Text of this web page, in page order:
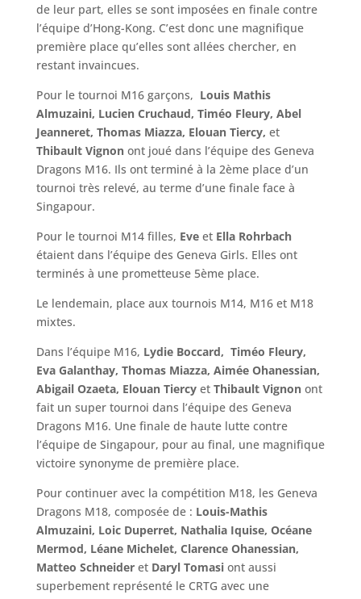
de leur part, elles se sont imposées en finale contre
l’équipe d’Hong-Kong. C’est donc une magnifique
première place qu’elles sont allées chercher, en
restant invaincues.
Pour le tournoi M16 garçons, Louis Mathis
Almuzaini, Lucien Cruchaud, Timéo Fleury, Abel
Jeanneret, Thomas Miazza, Elouan Tiercy, et
Thibault Vignon ont joué dans l’équipe des Geneva
Dragons M16. Ils ont terminé à la 2ème place d’un
tournoi très relevé, au terme d’une finale face à
Singapour.
Pour le tournoi M14 filles, Eveet Ella Rohrbach
étaient dans l’équipe des Geneva Girls. Elles ont
terminés à une prometteuse 5ème place.
Le lendemain, place aux tournois M14, M16 et M18
mixtes.
Dans l’équipe M16, Lydie Boccard, Timéo Fleury,
Eva Galanthay, Thomas Miazza, Aimée Ohanessian,
Abigail Ozaeta, Elouan Tiercy et Thibault Vignon ont
fait un super tournoi dans l’équipe des Geneva
Dragons M16. Une finale de haute lutte contre
l’équipe de Singapour, pour au final, une magnifique
victoire synonyme de première place.
Pour continuer avec la compétition M18, les Geneva
Dragons M18, composée de : Louis-Mathis
Almuzaini, Loic Duperret, Nathalia Iquise, Océane
Mermod, Léane Michelet, Clarence Ohanessian,
Matteo Schneider et Daryl Tomasi ont aussi
superbement représenté le CRTG avec une